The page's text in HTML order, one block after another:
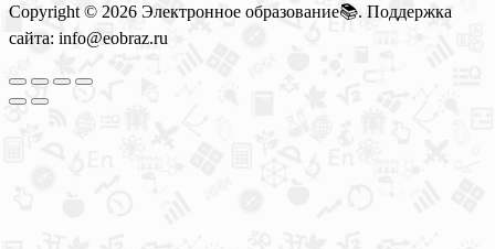
Copyright © 2026 Электронное образование📚. Поддержка
сайта: info@eobraz.ru